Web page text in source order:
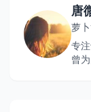
唐
萝
专
曾